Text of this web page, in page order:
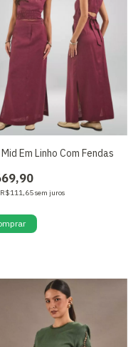
Em Linho Com Fendas
R$111,65sem juros